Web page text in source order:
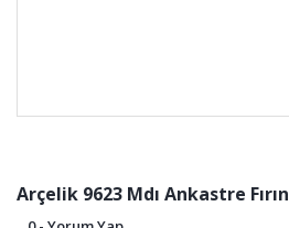
Arçelik 9623 Mdı Ankastre Fırın